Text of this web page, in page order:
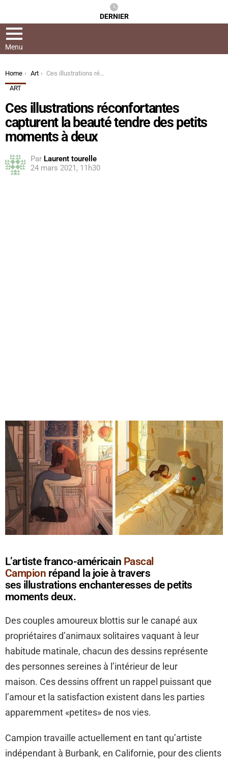
DERNIER
Menu
You are here:
Home Art
Ces illustrations réconfortantes capturent la beauté tendre des petits moments à deux
ART
Ces illustrations réconfortantes
capturent la beauté tendre des petits
moments à deux
Par Laurent tourelle
24 mars 2021, 11h30
L’artiste franco-américain Pascal
Campion répand la joie à travers
ses illustrations enchanteresses de petits
moments deux.
Des couples amoureux blottis sur le canapé aux
propriétaires d’animaux solitaires vaquant à leur
habitude matinale, chacun des dessins représente
des personnes sereines à l’intérieur de leur
maison. Ces dessins offrent un rappel puissant que
l’amour et la satisfaction existent dans les parties
apparemment «petites» de nos vies.
Campion travaille actuellement en tant qu’artiste
indépendant à Burbank, en Californie, pour des clients